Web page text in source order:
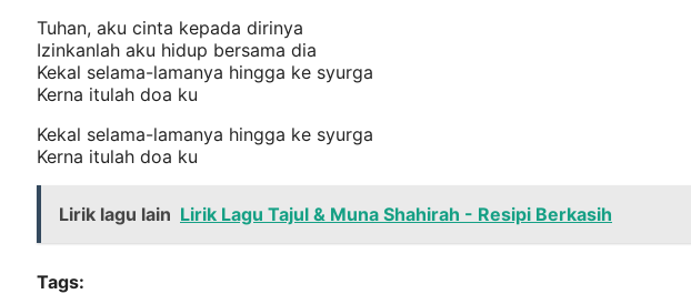
Tuhan, aku cinta kepada dirinya
Izinkanlah aku hidup bersama dia
Kekal selama-lamanya hingga ke syurga
Kerna itulah doa ku
Kekal selama-lamanya hingga ke syurga
Kerna itulah doa ku
Lirik lagu lain Lirik Lagu Tajul & Muna Shahirah - Resipi Berkasih
Tags: